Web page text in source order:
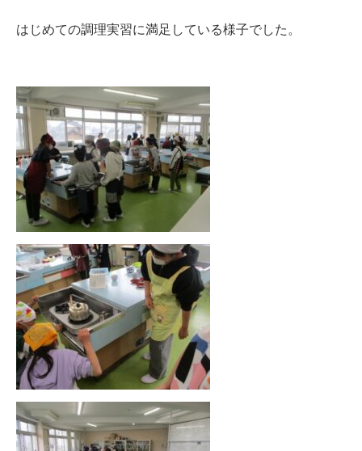
はじめての調理実習に満足している様子でした。